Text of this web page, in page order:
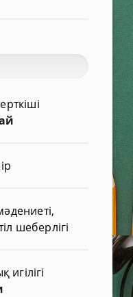
шеберлігі